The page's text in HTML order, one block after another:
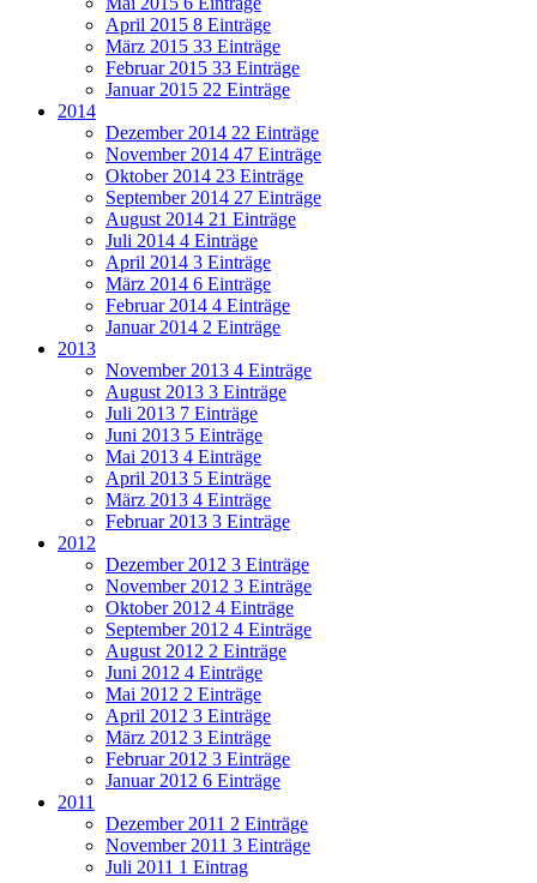
April 2015 8 Einträge
März 2015 33 Einträge
Februar 2015 33 Einträge
Januar 2015 22 Einträge
2014
Dezember 2014 22 Einträge
November 2014 47 Einträge
Oktober 2014 23 Einträge
September 2014 27 Einträge
August 2014 21 Einträge
Juli 2014 4 Einträge
April 2014 3 Einträge
März 2014 6 Einträge
Februar 2014 4 Einträge
Januar 2014 2 Einträge
2013
November 2013 4 Einträge
August 2013 3 Einträge
Juli 2013 7 Einträge
Juni 2013 5 Einträge
Mai 2013 4 Einträge
April 2013 5 Einträge
März 2013 4 Einträge
Februar 2013 3 Einträge
2012
Dezember 2012 3 Einträge
November 2012 3 Einträge
Oktober 2012 4 Einträge
September 2012 4 Einträge
August 2012 2 Einträge
Juni 2012 4 Einträge
Mai 2012 2 Einträge
April 2012 3 Einträge
März 2012 3 Einträge
Februar 2012 3 Einträge
Januar 2012 6 Einträge
2011
Dezember 2011 2 Einträge
November 2011 3 Einträge
Juli 2011 1 Eintrag